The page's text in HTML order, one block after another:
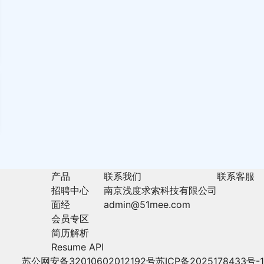
产品
招聘中心
面经
会员专区
简历解析
Resume API
联系我们
南京浅度求索科技有限公司
admin@51mee.com
联系客服
苏公网安备32010602012192号苏ICP备2025178433号-1